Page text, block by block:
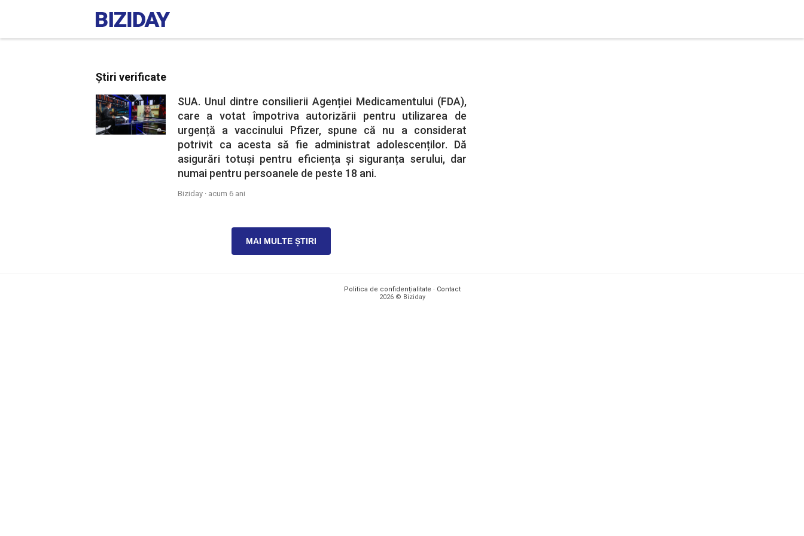
Știri verificate
SUA. Unul dintre consilierii Agenției Medicamentului (FDA),
care a votat împotriva autorizării pentru utilizarea de
urgență a vaccinului Pfizer, spune că nu a considerat
potrivit ca acesta să fie administrat adolescenților. Dă
asigurări totuși pentru eficiența și siguranța serului, dar
numai pentru persoanele de peste 18 ani.
Biziday · acum 6 ani
MAI MULTE ȘTIRI
Politica de confidențialitate · Contact
2026 © Biziday